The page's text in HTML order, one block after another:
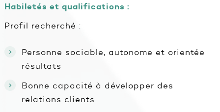
Habiletés et qualifications :
Profil recherché :
Personne sociable, autonome et orientée
résultats
Bonne capacité à développer des
relations clients